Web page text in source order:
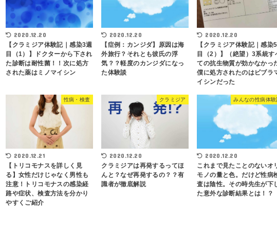
2020.12.20
【クラミジア体験記｜感染3週
目（1）】ドクターから下され
た診断は耐性菌！！次に処方
された薬はミノマイシン
2020.12.20
【症例：カンジダ】原因は海
外旅行？それとも彼氏の浮
気？？軽度のカンジダになっ
た体験談
2020.12.20
【クラミジア体験記｜感染
目（2）】（絶望）3系統す
ての抗生物質が効かなかっ
僕に処方されたのはビブラ
イシンだった
性病・検査
2020.12.21
【トリコモナスを詳しく見
る】女性だけじゃなく男性も
注意！トリコモナスの感染経
路や症状、検査方法を分かり
やすくご紹介
クラミジア
2020.12.20
クラミジアは再発するってほ
んと？なぜ再発するの？？有
識者が徹底解説
みんなの性病体験
2020.12.20
これまで見たことのないオ
モノの量と色。だけど性病
査は陰性。その時先生が下
た意外な診断結果とは！？